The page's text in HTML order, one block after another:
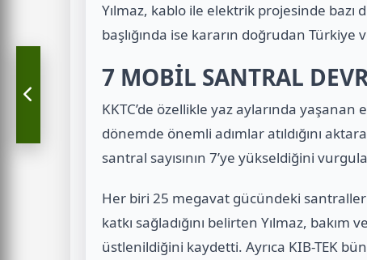
Yılmaz, kablo ile elektrik projesinde
başlığında ise kararın doğrudan Türkiye
7 MOBİL SANTRAL
KKTC’de özellikle yaz aylarında
dönemde önemli adımlar atıldığını
santral sayısının 7’ye yükseldiğini
Her biri 25 megavat gücündeki
katkı sağladığını belirten Yılmaz,
üstlenildiğini kaydetti. Ayrıca KIB-TEK